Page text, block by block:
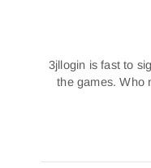
3jllogin is fast to
the games.